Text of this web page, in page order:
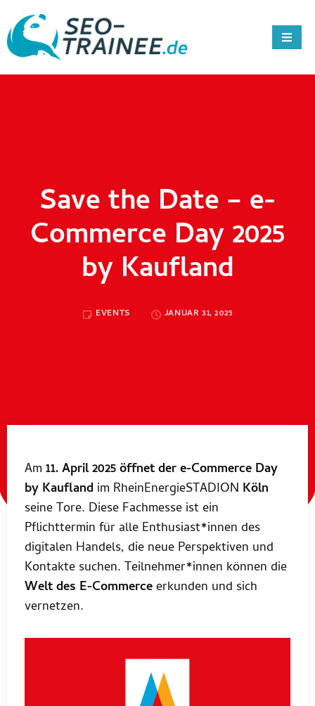
Save the Date – e-
Commerce Day 2025
by Kaufland
EVENTS JANUAR 31, 2025
Am 11. April 2025öffnet der e-Commerce Day
by Kaufland im RheinEnergieSTADION Köln
seine Tore. Diese Fachmesse ist ein
Pflichttermin für alle Enthusiast*innen des
digitalen Handels, die neue Perspektiven und
Kontakte suchen. Teilnehmer*innen können die
Welt des E-Commerceerkunden und sich
vernetzen.